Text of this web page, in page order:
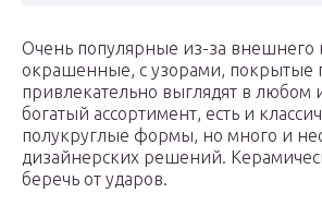
​Очень популярные из-за внешнего
окрашенные, с узорами, покрытые
привлекательно выглядят в любом
богатый ассортимент, есть и
полукруглые формы, но много и
дизайнерских решений.
беречь от ударов.​